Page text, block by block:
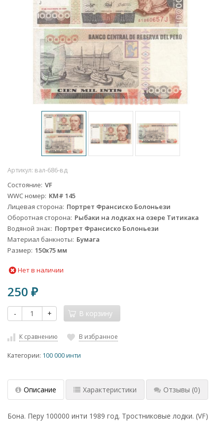
Артикул: вал-686-вд
Состояние VF
WWC номер KM# 145
Лицевая сторона Портрет Франсиско Болоньези
Оборотная сторона Рыбаки на лодках на озере Титикака
Водяной знак Портрет Франсиско Болоньези
Материал банкноты Бумага
Размер 150х75 мм
Нет в наличии
250 ₽
- + В корзину
К сравнению В избранное
Категории: 100 000 инти
Описание Характеристики Отзывы (0)
Бона. Перу 100000 инти 1989 год. Тростниковые лодки. (VF)